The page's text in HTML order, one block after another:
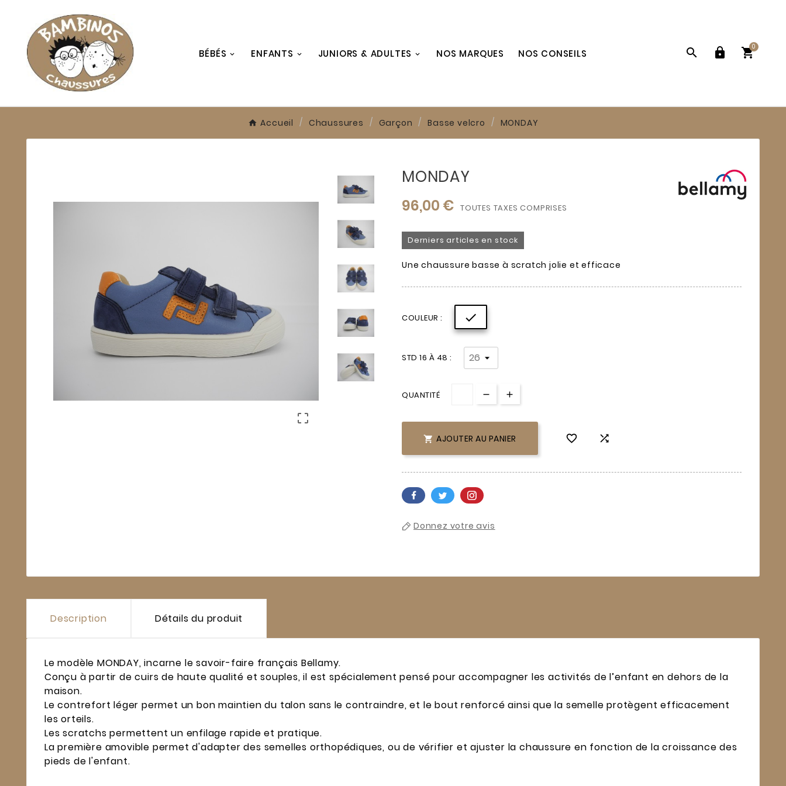
BÉBÉS ENFANTS JUNIORS & ADULTES NOS MARQUES NOS CONSEILS   
0
Accueil Chaussures Garçon Basse velcro MONDAY

MONDAY
96,00 € TOUTES TAXES COMPRISES
Derniers articles en stock
Une chaussure basse à scratch jolie et efficace
COULEUR : 
STD 16 À 48 :
QUANTITÉ
 AJOUTER AU PANIER  
Donnez votre avis
Description Détails du produit
Le modèle MONDAY, incarne le savoir-faire français Bellamy.
Conçu à partir de cuirs de haute qualité et souples, il est spécialement pensé pour accompagner les activités de l’enfant en dehors de la
maison.
Le contrefort léger permet un bon maintien du talon sans le contraindre, et le bout renforcé ainsi que la semelle protègent efficacement
les orteils.
Les scratchs permettent un enfilage rapide et pratique.
La première amovible permet d'adapter des semelles orthopédiques, ou de vérifier et ajuster la chaussure en fonction de la croissance des
pieds de l'enfant.